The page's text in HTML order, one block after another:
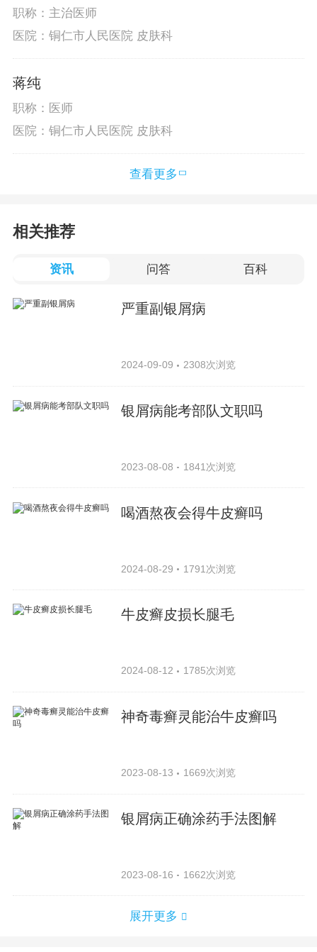
职称：主治医师
医院：铜仁市人民医院 皮肤科
蒋纯
职称：医师
医院：铜仁市人民医院 皮肤科
查看更多
相关推荐
资讯 问答 百科
严重副银屑病
2024-09-09 2308次浏览
银屑病能考部队文职吗
2023-08-08 1841次浏览
喝酒熬夜会得牛皮癣吗
2024-08-29 1791次浏览
牛皮癣皮损长腿毛
2024-08-12 1785次浏览
神奇毒癣灵能治牛皮癣吗
2023-08-13 1669次浏览
银屑病正确涂药手法图解
2023-08-16 1662次浏览
展开更多